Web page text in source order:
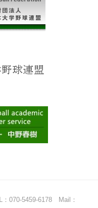
070-5459-6178 Mail：